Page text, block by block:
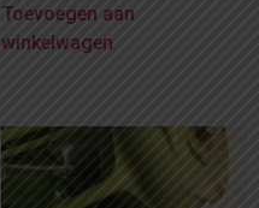
Toevoegen aan
winkelwagen